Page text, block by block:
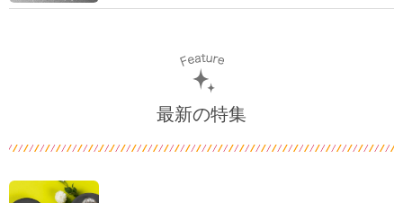
最新の特集